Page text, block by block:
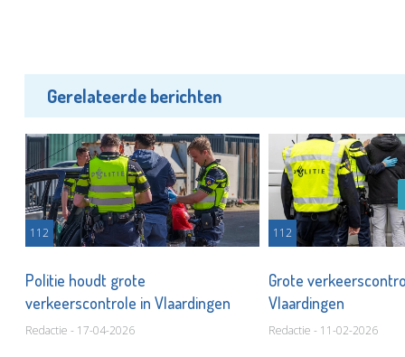
Gerelateerde berichten
112
Politie houdt grote
verkeerscontrole in Vlaardingen
Redactie - 17-04-2026
112
Grote
Vlaardingen
Redactie - 11-02-2026